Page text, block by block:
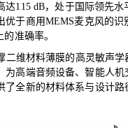
达115 dB，处于国际领先水
优于商用MEMS麦克风的识
准确率。
二维材料薄膜的高灵敏声学
为高端音频设备、智能人
全新的材料体系与设计路